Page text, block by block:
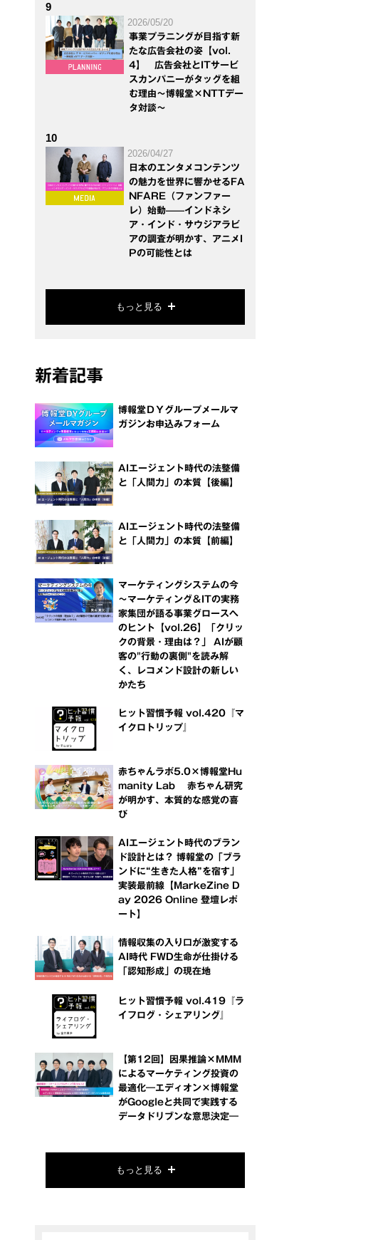
9
2026/05/20
事業プラニングが目指す新
たな広告会社の姿【vol.
4】 広告会社とITサービ
スカンパニーがタッグを組
む理由～博報堂×NTTデー
タ対談～
10
2026/04/27
日本のエンタメコンテンツ
の魅力を世界に響かせるFA
NFARE（ファンファー
レ）始動——インドネシ
ア・インド・サウジアラビ
アの調査が明かす、アニメI
Pの可能性とは
もっと見る
新着記事
博報堂ＤＹグループメールマ
ガジンお申込みフォーム
AIエージェント時代の法整備
と「人間力」の本質【後編】
AIエージェント時代の法整備
と「人間力」の本質【前編】
マーケティングシステムの今
～マーケティング＆ITの実務
家集団が語る事業グロースへ
のヒント【vol.26】「クリッ
クの背景・理由は？」 AIが顧
客の"行動の裏側"を読み解
く、レコメンド設計の新しい
かたち
ヒット習慣予報 vol.420『マ
イクロトリップ』
赤ちゃんラボ5.0×博報堂Hu
manity Lab 赤ちゃん研究
が明かす、本質的な感覚の喜
び
AIエージェント時代のブラン
ド設計とは？ 博報堂の「ブラ
ンドに“生きた人格”を宿す」
実装最前線【MarkeZine D
ay 2026 Online 登壇レポ
ート】
情報収集の入り口が激変する
AI時代 FWD生命が仕掛ける
「認知形成」の現在地
ヒット習慣予報 vol.419『ラ
イフログ・シェアリング』
【第12回】因果推論×MMM
によるマーケティング投資の
最適化―エディオン×博報堂
がGoogleと共同で実践する
データドリブンな意思決定―
もっと見る